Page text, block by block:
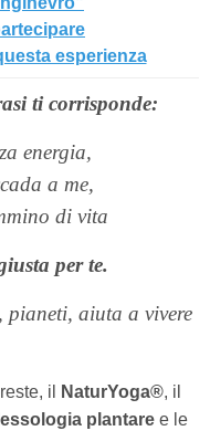
esperienza
ti corrisponde:
energia,
a me,
di vita
per te.
pianeti, aiuta a vivere
il NaturYoga®, il
plantare e le